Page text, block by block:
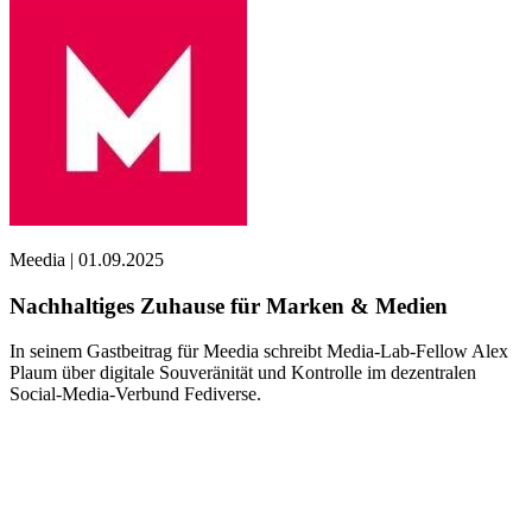
Meedia | 01.09.2025
Nachhaltiges Zuhause für Marken & Medien
In seinem Gastbeitrag für Meedia schreibt Media-Lab-Fellow Alex
Plaum über digitale Souveränität und Kontrolle im dezentralen
Social-Media-Verbund Fediverse.